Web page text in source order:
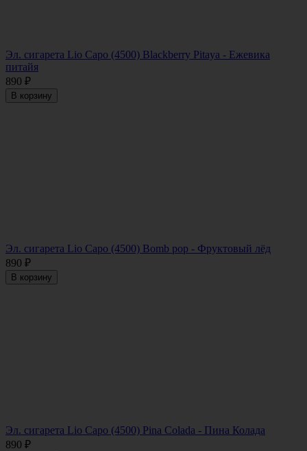
Эл. сигарета Lio Capo (4500) Blackberry Pitaya - Ежевика
питайя
890 ₽
В корзину
Эл. сигарета Lio Capo (4500) Bomb pop - Фруктовый лёд
890 ₽
В корзину
Эл. сигарета Lio Capo (4500) Pina Colada - Пина Колада
890 ₽